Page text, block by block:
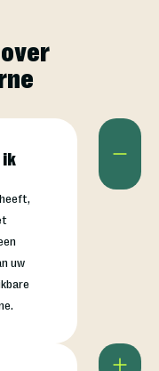
ik
uw